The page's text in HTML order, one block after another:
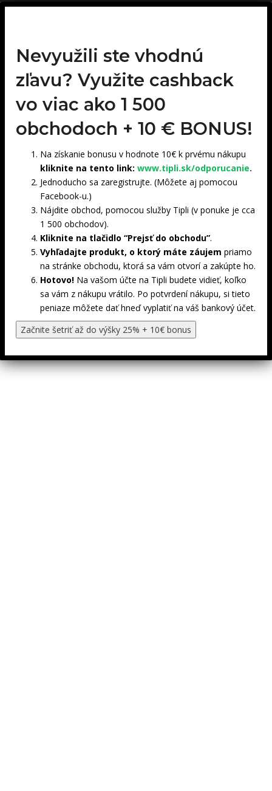
Nevyužili ste vhodnú
zľavu? Využite cashback
vo viac ako 1 500
obchodoch + 10 € BONUS!
Na získanie bonusu v hodnote 10€ k prvému nákupu
kliknite na tento link: www.tipli.sk/odporucanie.
Jednoducho sa zaregistrujte. (Môžete aj pomocou
Facebook-u.)
Nájdite obchod, pomocou služby Tipli (v ponuke je cca
1 500 obchodov).
Kliknite na tlačidlo “Prejsť do obchodu”.
Vyhľadajte produkt, o ktorý máte záujem priamo
na stránke obchodu, ktorá sa vám otvorí a zakúpte ho.
Hotovo! Na vašom účte na Tipli budete vidieť, koľko
sa vám z nákupu vrátilo. Po potvrdení nákupu, si tieto
peniaze môžete dať hneď vyplatiť na váš bankový účet.
Začnite šetriť až do výšky 25% + 10€ bonus